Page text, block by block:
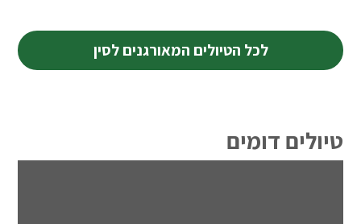
לכל הטיולים המאורגנים לסין
טיולים דומים